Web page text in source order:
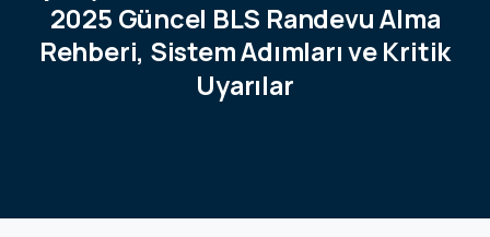
2025 Güncel BLS RandevuAlma
Rehberi, SistemAdımlarıveKritik
Uyarılar